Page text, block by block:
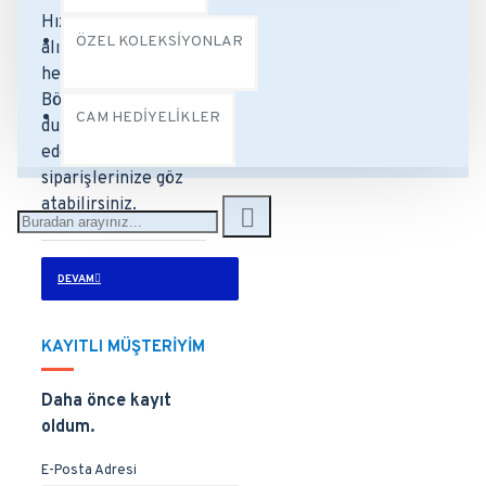
ÖZEL KOLEKSİYONLAR
CAM HEDİYELİKLER
Hızlı ve güvenli bir
alışveriş için yeni bir
hesap oluşturun.
Böylece sipariş
durumunuzu takip
edebilir ve önceki
siparişlerinize göz
atabilirsiniz.
DEVAM
KAYITLI MÜŞTERIYIM
Daha önce kayıt
oldum.
E-Posta Adresi